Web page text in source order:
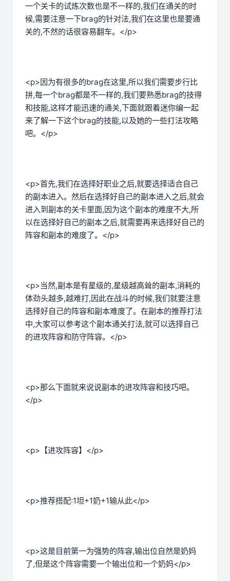
一个关卡的试炼次数也是不一样的,我们在通关的时
候,需要注意一下brag的针对法,我们在这里也是要通
关的,不然的话很容易翻车。</p>
<p>因为有很多的brag在这里,所以我们需要步行比
拼,每一个brag都是不一样的,我们要熟悉brag的技得
和技能,这样才能迅速的通关,下面就跟着迷你编一起
来了解一下这个brag的技能,以及她的一些打法攻略
吧。</p>
<p>首先,我们在选择好职业之后,就要选择适合自己
的副本进入。然后在选择好自己的副本进入之后,就会
进入到副本的关卡里面,因为这个副本的难度不大,所
以在选择好自己的副本之后,就需要再来选择好自己的
阵容和副本的难度了。</p>
<p>当然,副本是有星级的,星级越高耸的副本,消耗的
体劲头越多,越难打,因此在战斗的时候,我们就要注意
选择好自己的阵容和副本难度了。在副本的推荐打法
中,大家可以参考这个副本通关打法,就可以选择自己
的进攻阵容和防守阵容。</p>
<p>那么下面就来说说副本的进攻阵容和技巧吧。
</p>
<p>【进攻阵容】</p>
<p>推荐搭配:1坦+1奶+1输从此</p>
<p>这是目前第一为强势的阵容,输出位自然是奶妈
了,但是这个阵容需要一个输出位和一个奶妈</p>